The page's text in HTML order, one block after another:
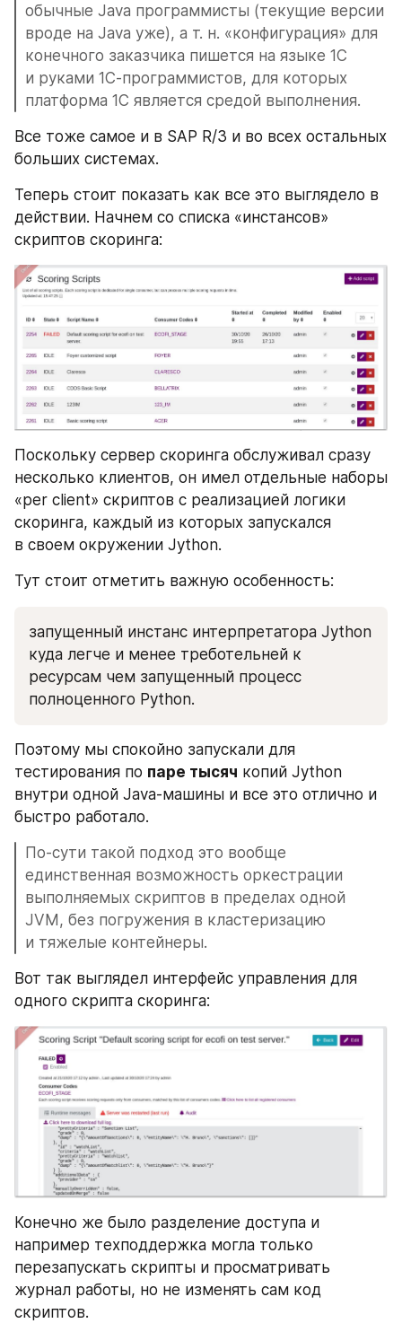
обычные Java программисты (текущие версии
вроде на Java уже), а т. н. «конфигурация» для
конечного заказчика пишется на языке 1С
и руками 1С-программистов, для которых
платформа 1С является средой выполнения.
Все тоже самое и в SAP R/3 и во всех остальных
больших системах.
Теперь стоит показать как все это выглядело в
действии. Начнем со списка «инстансов»
скриптов скоринга:
Поскольку сервер скоринга обслуживал сразу
несколько клиентов, он имел отдельные наборы
«per client» скриптов с реализацией логики
скоринга, каждый из которых запускался
в своем окружении Jython.
Тут стоит отметить важную особенность:
запущенный инстанс интерпретатора Jython
куда легче и менее треботельней к
ресурсам чем запущенный процесс
полноценного Python.
Поэтому мы спокойно запускали для
тестирования по паре тысяч копий Jython
внутри одной Java-машины и все это отлично и
быстро работало.
По-сути такой подход это вообще
единственная возможность оркестрации
выполняемых скриптов в пределах одной
JVM, без погружения в кластеризацию
и тяжелые контейнеры.
Вот так выглядел интерфейс управления для
одного скрипта скоринга:
Конечно же было разделение доступа и
например техподдержка могла только
перезапускать скрипты и просматривать
журнал работы, но не изменять сам код
скриптов.